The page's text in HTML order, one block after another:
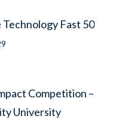
Fast 50
Competition –
University